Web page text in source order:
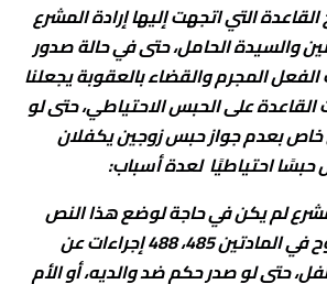
التي اتجهت إليها إرادة المشرع
والسيدة الحامل، حتى في حالة صدور
المجرم والقضاء بالعقوبة يجعلنا
على الحبس الاحتياطي، حتى لو
بعدم جواز حبس زوجين يكفلان
احتياطيًا لعدة أسباب:
لم يكن في حاجة لوضع هذا النص
بعد أن عبر بكل وضوح في المادتين 485، 488 إجراءات عن
حتى لو صدر حكم ضد والديه، أو الأم